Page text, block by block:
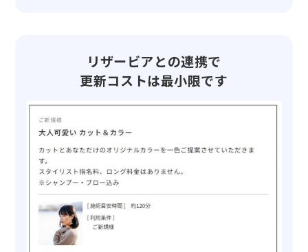
リザービアとの連携で
更新コストは最小限です